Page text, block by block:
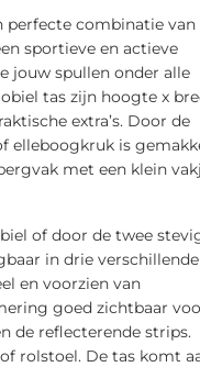
perfecte combinatie van
sportieve en actieve
jouw spullen onder alle
tas zijn hoogte x
extra’s. Door de
elleboogkruk is
met een klein
of door de twee
in drie verschillende
en voorzien van
goed zichtbaar
de reflecterende strips.
rolstoel. De tas komt